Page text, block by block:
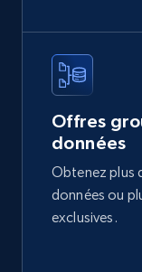
2.1K+
Etsy
URL, Product
Reviews count
price, and more.
Offres
données
Obtenez plus
données ou
exclusives.